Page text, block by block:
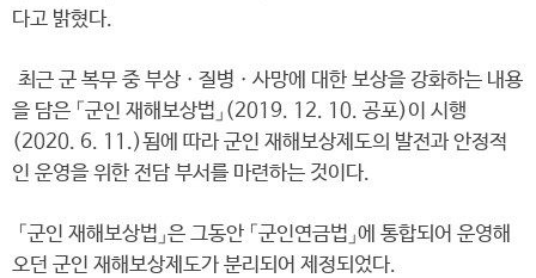
다고 밝혔다.
최근 군 복무 중 부상ㆍ질병ㆍ사망에 대한 보상을 강화하는 내용
을 담은 「군인 재해보상법」(2019. 12. 10. 공포)이 시행
(2020. 6. 11.)됨에 따라 군인 재해보상제도의 발전과 안정적
인 운영을 위한 전담 부서를 마련하는 것이다.
「군인 재해보상법」은 그동안 「군인연금법」에 통합되어 운영해
오던 군인 재해보상제도가 분리되어 제정되었다.